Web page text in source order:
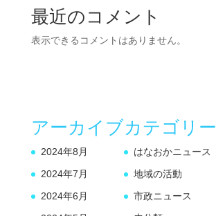
最近のコメント
表示できるコメントはありません。
アーカイブ
2024年8月
2024年7月
2024年6月
カテゴリー
はなおかニュース
地域の活動
市政ニュース